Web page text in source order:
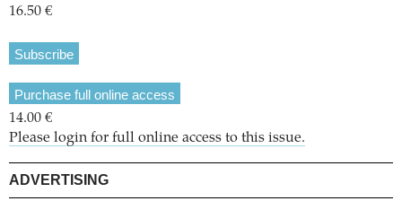
16.50 €
Subscribe
Purchase full online access
14.00 €
Please login for full online access to this issue.
ADVERTISING